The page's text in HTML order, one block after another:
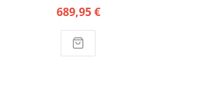
689,95 €